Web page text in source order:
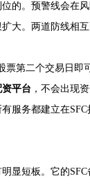
的。预警线会在
大。两道防线相
第二个交易日即
平台 ，不会出现
服务都建立在
显短板。它的SFC